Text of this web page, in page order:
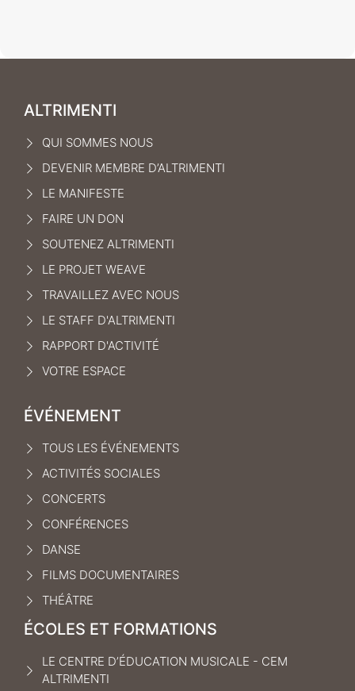
ALTRIMENTI
QUI SOMMES NOUS
DEVENIR MEMBRE D’ALTRIMENTI
LE MANIFESTE
FAIRE UN DON
SOUTENEZ ALTRIMENTI
LE PROJET WEAVE
TRAVAILLEZ AVEC NOUS
LE STAFF D'ALTRIMENTI
RAPPORT D'ACTIVITÉ
VOTRE ESPACE
ÉVÉNEMENT
TOUS LES ÉVÉNEMENTS
ACTIVITÉS SOCIALES
CONCERTS
CONFÉRENCES
DANSE
FILMS DOCUMENTAIRES
THÉÂTRE
ÉCOLES ET FORMATIONS
LE CENTRE D’ÉDUCATION MUSICALE - CEM
ALTRIMENTI